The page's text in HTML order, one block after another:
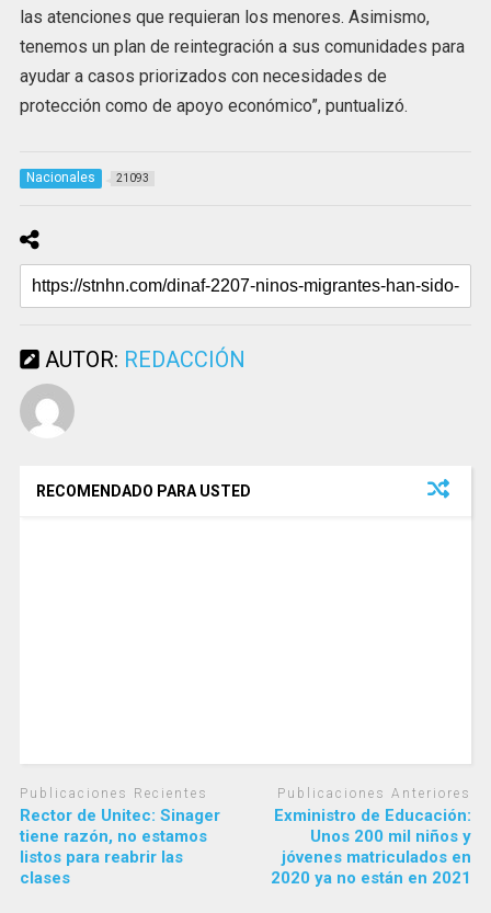
las atenciones que requieran los menores. Asimismo,
tenemos un plan de reintegración a sus comunidades para
ayudar a casos priorizados con necesidades de
protección como de apoyo económico”, puntualizó.
Nacionales 21093
AUTOR: REDACCIÓN
RECOMENDADO PARA USTED
Publicaciones Recientes
Rector de Unitec: Sinager
tiene razón, no estamos
listos para reabrir las
clases
Publicaciones Anteriores
Exministro de Educación:
Unos 200 mil niños y
jóvenes matriculados en
2020 ya no están en 2021